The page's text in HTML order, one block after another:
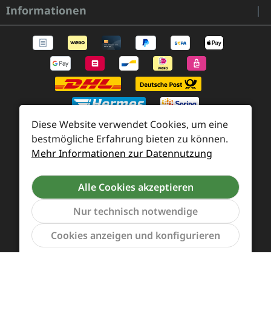
Informationen
Zahlung und Versand
Widerrufsrecht und Rücksendung
Kontakt
Händleranfragen
Cookie-Voreinstellungen
Alle Preise inkl. gesetzl. Mehrwertsteuer zzgl.
Diese Website verwendet Cookies, um eine
bestmögliche Erfahrung bieten zu können.
Mehr Informationen zur Datennutzung
Alle Cookies akzeptieren
Nur technisch notwendige
Cookies anzeigen und konfigurieren